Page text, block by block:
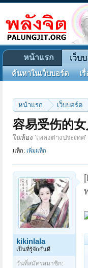
หน้าแรก เว็บบอร์ด
容易受伤的
ในห้อง 'เพลงต่างประเทศ'
แท็ก: เพิ่มแท็ก
kikinlala
เป็นที่รู้จักกันดี
วันที่สมัครสมาชิก:
หน้าแรก เว็บ
ค้นหาในเว็บบอร์ด เ